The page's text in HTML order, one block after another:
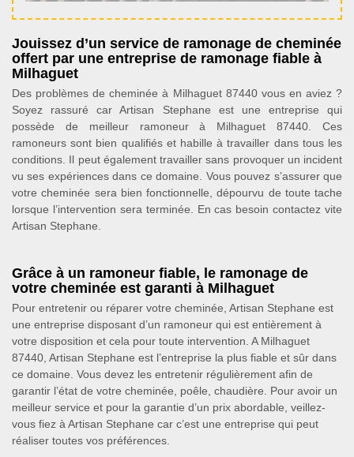
Jouissez d’un service de ramonage de cheminée
offert par une entreprise de ramonage fiable à
Milhaguet
Des problèmes de cheminée à Milhaguet 87440 vous en aviez ?
Soyez rassuré car Artisan Stephane est une entreprise qui
possède de meilleur ramoneur à Milhaguet 87440. Ces
ramoneurs sont bien qualifiés et habille à travailler dans tous les
conditions. Il peut également travailler sans provoquer un incident
vu ses expériences dans ce domaine. Vous pouvez s’assurer que
votre cheminée sera bien fonctionnelle, dépourvu de toute tache
lorsque l’intervention sera terminée. En cas besoin contactez vite
Artisan Stephane.
Grâce à un ramoneur fiable, le ramonage de
votre cheminée est garanti à Milhaguet
Pour entretenir ou réparer votre cheminée, Artisan Stephane est
une entreprise disposant d’un ramoneur qui est entièrement à
votre disposition et cela pour toute intervention. A Milhaguet
87440, Artisan Stephane est l’entreprise la plus fiable et sûr dans
ce domaine. Vous devez les entretenir régulièrement afin de
garantir l’état de votre cheminée, poêle, chaudière. Pour avoir un
meilleur service et pour la garantie d’un prix abordable, veillez-
vous fiez à Artisan Stephane car c’est une entreprise qui peut
réaliser toutes vos préférences.